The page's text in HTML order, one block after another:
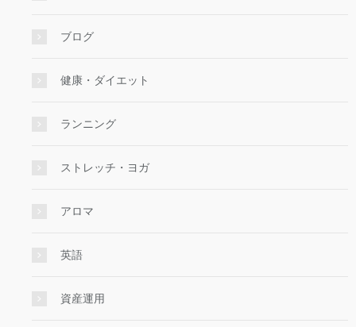
ブログ
健康・ダイエット
ランニング
ストレッチ・ヨガ
アロマ
英語
資産運用